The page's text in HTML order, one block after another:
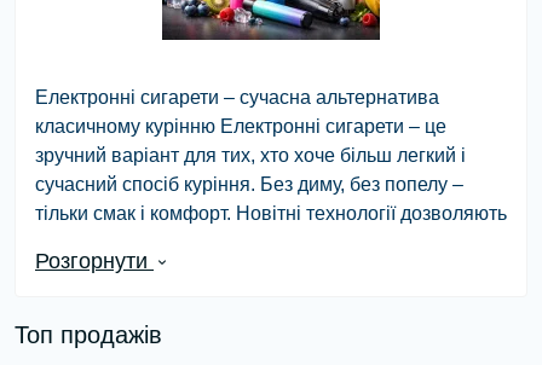
Електронні сигарети – сучасна альтернатива
класичному курінню Електронні сигарети – це
зручний варіант для тих, хто хоче більш легкий і
сучасний спосіб куріння. Без диму, без попелу –
тільки смак і комфорт. Новітні технології дозволяють
не були. Що особливо подобається людям? Це
рівень нікотину. А ще – не потрібно запальничок,
Розгорнути
Топ продажів